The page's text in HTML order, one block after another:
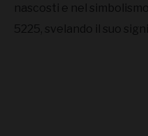
nascosti e nel
5225, svelando il suo